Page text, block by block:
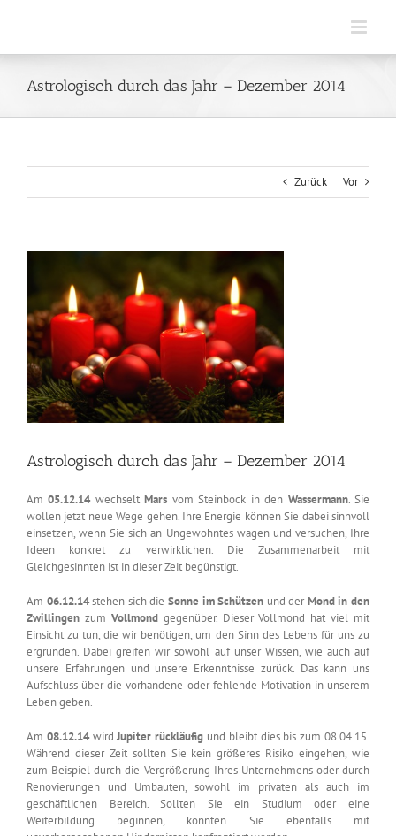
Astrologisch durch das Jahr – Dezember 2014
Zurück Vor
Astrologisch durch das Jahr – Dezember 2014
Am05.12.14wechseltMars vom Steinbock in den Wassermann. Sie
wollen jetzt neue Wege gehen. Ihre Energie können Sie dabei sinnvoll
einsetzen, wenn Sie sich an Ungewohntes wagen und versuchen, Ihre
Ideen konkret zu verwirklichen. Die Zusammenarbeit mit
Gleichgesinnten ist in dieser Zeit begünstigt.
Am 06.12.14stehen sich die Sonne im Schützen und derMond in den
Zwillingen zum Vollmondgegenüber. Dieser Vollmond hat viel mit
Einsicht zu tun, die wir benötigen, um den Sinn des Lebens für uns zu
ergründen. Dabei greifen wir sowohl auf unser Wissen, wie auch auf
unsere Erfahrungen und unsere Erkenntnisse zurück. Das kann uns
Aufschluss über die vorhandene oder fehlende Motivation in unserem
Leben geben.
Am 08.12.14wirdJupiter rückläufig und bleibt dies bis zum 08.04.15.
Während dieser Zeit sollten Sie kein größeres Risiko eingehen, wie
zum Beispiel durch die Vergrößerung Ihres Unternehmens oder durch
Renovierungen und Umbauten, sowohl im privaten als auch im
geschäftlichen Bereich. Sollten Sie ein Studium oder eine
Weiterbildung beginnen, könnten Sie ebenfalls mit